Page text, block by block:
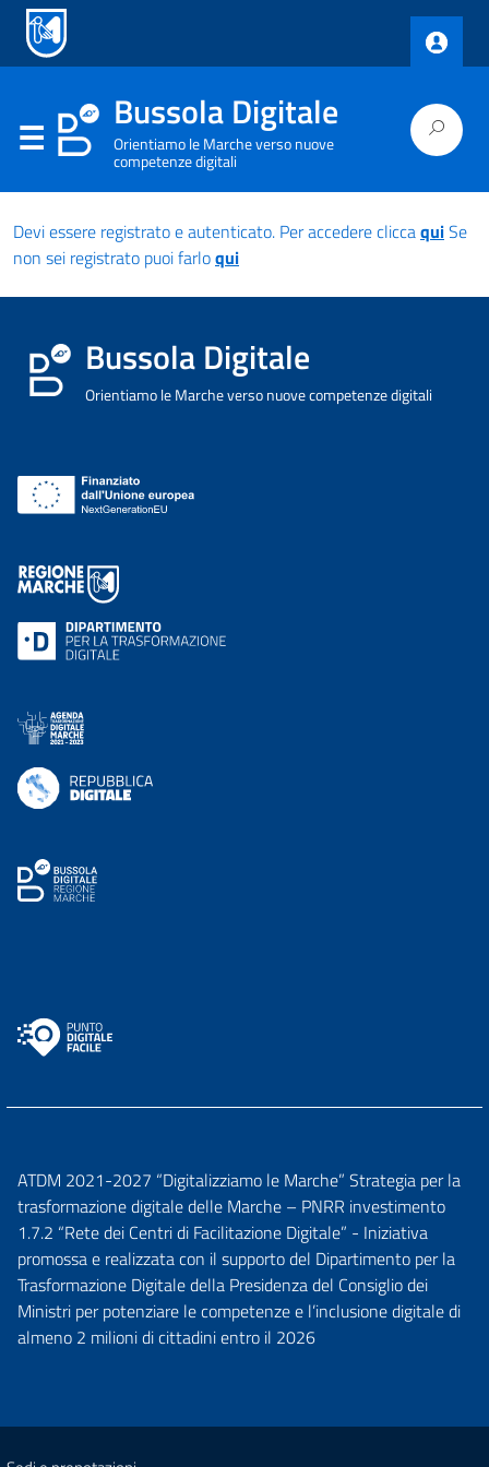
Bussola Digitale
Orientiamo le Marche verso nuove
competenze digitali
Devi essere registrato e autenticato. Per accedere cliccaquiSe
non sei registrato puoi farloqui
Bussola Digitale
Orientiamo le Marche verso nuove competenze digitali
ATDM 2021-2027 “Digitalizziamo le Marche” Strategia per la
trasformazione digitale delle Marche – PNRR investimento
1.7.2 “Rete dei Centri di Facilitazione Digitale” - Iniziativa
promossa e realizzata con il supporto del Dipartimento per la
Trasformazione Digitale della Presidenza del Consiglio dei
Ministri per potenziare le competenze e l’inclusione digitale di
almeno 2 milioni di cittadini entro il 2026